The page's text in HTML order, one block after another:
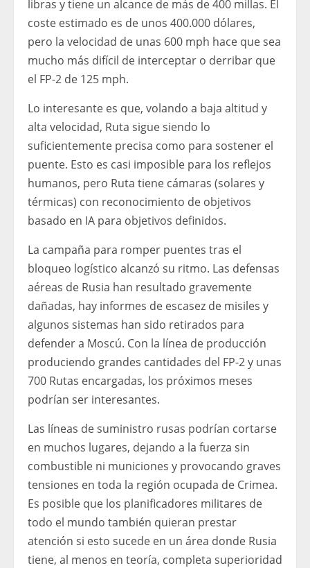
libras y tiene un alcance de más de 400 millas. El
coste estimado es de unos 400.000 dólares,
pero la velocidad de unas 600 mph hace que sea
mucho más difícil de interceptar o derribar que
el FP-2 de 125 mph.
Lo interesante es que, volando a baja altitud y
alta velocidad, Ruta sigue siendo lo
suficientemente precisa como para sostener el
puente. Esto es casi imposible para los reflejos
humanos, pero Ruta tiene cámaras (solares y
térmicas) con reconocimiento de objetivos
basado en IA para objetivos definidos.
La campaña para romper puentes tras el
bloqueo logístico alcanzó su ritmo. Las defensas
aéreas de Rusia han resultado gravemente
dañadas, hay informes de escasez de misiles y
algunos sistemas han sido retirados para
defender a Moscú. Con la línea de producción
produciendo grandes cantidades del FP-2 y unas
700 Rutas encargadas, los próximos meses
podrían ser interesantes.
Las líneas de suministro rusas podrían cortarse
en muchos lugares, dejando a la fuerza sin
combustible ni municiones y provocando graves
tensiones en toda la región ocupada de Crimea.
Es posible que los planificadores militares de
todo el mundo también quieran prestar
atención si esto sucede en un área donde Rusia
tiene, al menos en teoría, completa superioridad